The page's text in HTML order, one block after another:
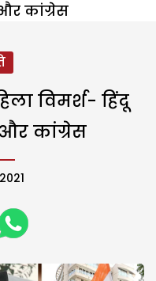
कांग्रेस
विमर्श- हिंदू
कांग्रेस